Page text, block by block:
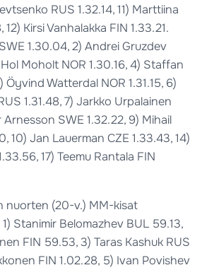
RUS 1.32.14, 11) Marttiina
Kirsi Vanhalakka FIN 1.33.21.
1.30.04, 2) Andrei Gruzdev
Hol Moholt NOR 1.30.16, 4) Staffan
Öyvind Watterdal NOR 1.31.15, 6)
1.31.48, 7) Jarkko Urpalainen
Arnesson SWE 1.32.22, 9) Mihail
10) Jan Lauerman CZE 1.33.43, 14)
17) Teemu Rantala FIN
nuorten (20-v.) MM-kisat
Stanimir Belomazhev BUL 59.13,
FIN 59.53, 3) Taras Kashuk RUS
FIN 1.02.28, 5) Ivan Povishev